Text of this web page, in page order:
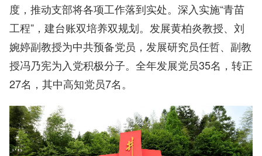
度，推动支部将各项工作落到实处。深入实施“青苗
工程”，建台账双培养双规划。发展黄柏炎教授、刘
婉婷副教授为中共预备党员，发展研究员任哲、副教
授冯乃宪为入党积极分子。全年发展党员35名，转正
27名，其中高知党员7名。